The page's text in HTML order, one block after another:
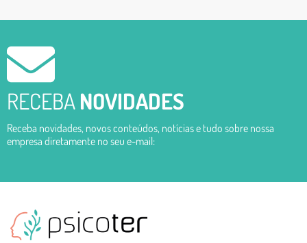
RECEBANOVIDADES
Receba novidades, novos conteúdos, notícias e tudo sobre nossa
empresa diretamente no seu e-mail: